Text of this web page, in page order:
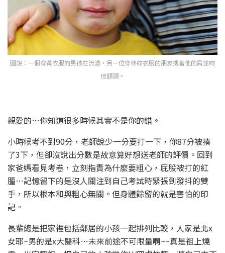
圖說：一個穿黃衣服的男孩在流淚，另一位穿條紋衣服的朋友摟著他的肩並吻
他額頭。
親愛的…你知道很多時候其實不是你的錯。
小時候考不到90分，老師說少一分要打一下，你87分被揍
了3下，但卻沒說出分數是故意算好想送老師的評價。回到
家爸媽看見考卷，立刻指責為什麼要粗心，屁股被打的紅
腫…記憶留下的是沒人關注到自己考試時緊張到發抖的雙
手，所以根本和與粗心無關。但身體餘留的就是害怕的印
記。
長輩總是把家裡包括鄰居的小孩一起排列比較，人家是北x
女耶~男的是x大醫科…未來前途不可限量啊~~真是祖上燒